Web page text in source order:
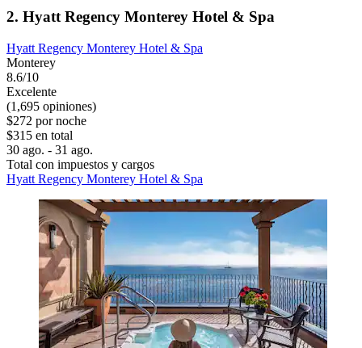
2. Hyatt Regency Monterey Hotel & Spa
Hyatt Regency Monterey Hotel & Spa
Monterey
8.6/10
Excelente
(1,695 opiniones)
$272 por noche
$315 en total
30 ago. - 31 ago.
Total con impuestos y cargos
Hyatt Regency Monterey Hotel & Spa